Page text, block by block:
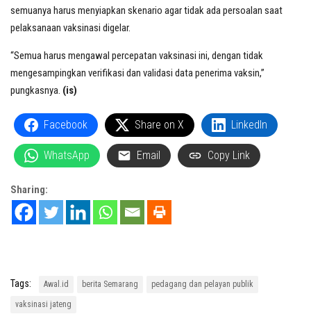
semuanya harus menyiapkan skenario agar tidak ada persoalan saat
pelaksanaan vaksinasi digelar.
“Semua harus mengawal percepatan vaksinasi ini, dengan tidak
mengesampingkan verifikasi dan validasi data penerima vaksin,”
pungkasnya. (is)
Facebook Share on X LinkedIn
WhatsApp Email Copy Link
Sharing:
Tags: Awal.id berita Semarang pedagang dan pelayan publik
vaksinasi jateng